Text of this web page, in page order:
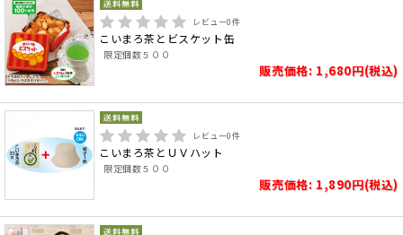
レビュー0件
こいまろ茶とビスケット缶
限定個数５００
販売価格: 1,680円(税込)
レビュー0件
こいまろ茶とＵＶハット
限定個数５００
販売価格: 1,890円(税込)